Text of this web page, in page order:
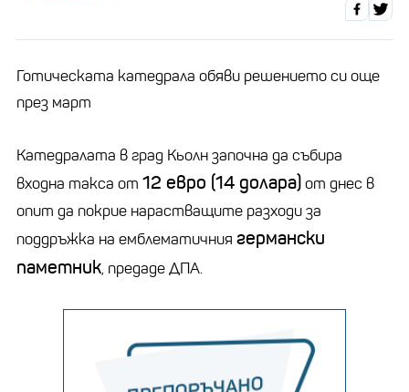
Готическата катедрала обяви решението си още
през март
Катедралата в град Кьолн започна да събира
входна такса от 12 евро (14 долара)от днес в
опит да покрие нарастващите разходи за
поддръжка на емблематичния германски
паметник, предаде ДПА.